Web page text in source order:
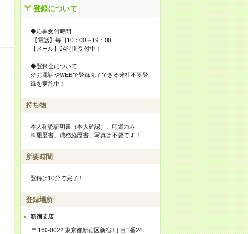
登録について
◆応募受付時間
【電話】毎日10：00～19：00
【メール】24時間受付中！
◆登録会について
※お電話やWEBで登録完了できる来社不要登
録を実施中！
持ち物
本人確認証明書（本人確認）、印鑑のみ
※履歴書、職務経歴書、写真は不要です！
所要時間
登録は10分で完了！
登録場所
新宿支店
〒160-0022 東京都新宿区新宿3丁目1番24